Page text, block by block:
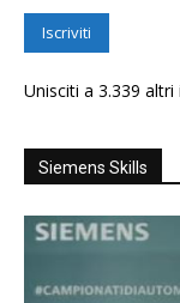
Iscriviti
Unisciti a 3.339 altri
Siemens Skills